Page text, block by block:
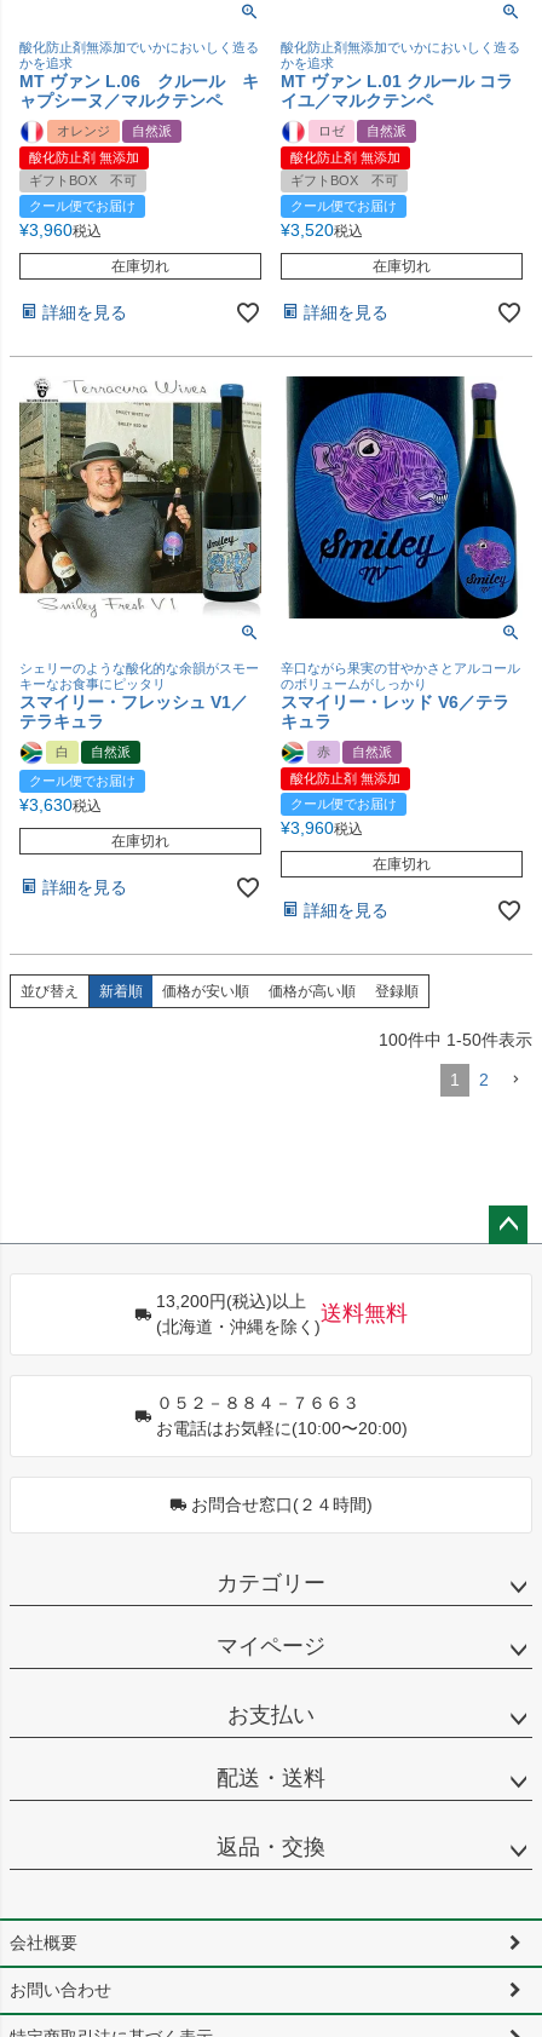
酸化防止剤無添加でいかにおいしく造る
かを追求
MT ヴァン L.06 クルール キ
ャプシーヌ／マルクテンペ
オレンジ
自然派
酸化防止剤 無添加
ギフトBOX 不可
クール便でお届け
¥3,960税込
在庫切れ
詳細を見る
酸化防止剤無添加でいかにおいしく造る
かを追求
MT ヴァン L.01 クルール コラ
イユ／マルクテンペ
ロゼ
自然派
酸化防止剤 無添加
ギフトBOX 不可
クール便でお届け
¥3,520税込
在庫切れ
詳細を見る
シェリーのような酸化的な余韻がスモー
キーなお食事にピッタリ
スマイリー・フレッシュ V1／
テラキュラ
白
自然派
クール便でお届け
¥3,630税込
在庫切れ
詳細を見る
辛口ながら果実の甘やかさとアルコール
のボリュームがしっかり
スマイリー・レッド V6／テラ
キュラ
赤
自然派
酸化防止剤 無添加
クール便でお届け
¥3,960税込
在庫切れ
詳細を見る
並び替え 新着順 価格が安い順 価格が高い順 登録順
100件中 1-50件表示
1 2
13,200円(税込)以上
(北海道・沖縄を除く)
送料無料
０５２－８８４－７６６３
お電話はお気軽に(10:00〜20:00)
お問合せ窓口(２４時間)
カテゴリー
マイページ
お支払い
配送・送料
返品・交換
会社概要
お問い合わせ